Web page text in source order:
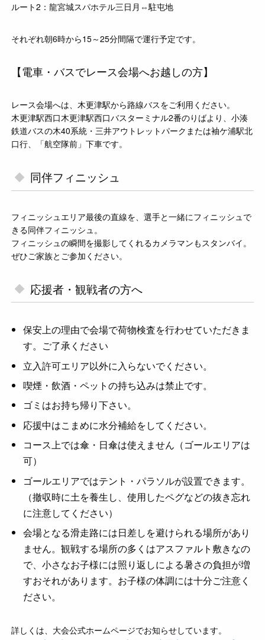
ルート2：龍宮城スパホテル三日月⇔駐屯地
それぞれ朝6時から15～25分間隔で運行予定です。
【電車・バスでレース会場へお越しの方】
レース会場へは、木更津駅から路線バスをご利用ください。
木更津駅西口木更津駅西口バスターミナル2番のりばより、小湊
鉄道バスの木40系統・三井アウトレットパークまたは袖ケ浦駅北
口行、「航空隊前」下車です。
同伴フィニッシュ
フィニッシュエリア最後の直線を、選手と一緒にフィニッシュで
きる同伴フィニッシュ。
フィニッシュの瞬間を撮影してくれるカメラマンもスタンバイ。
ぜひご家族とご参加ください。
応援者・観戦者の方へ
保安上の理由で会場で荷物検査を行わせていただきま
す。ご了承ください
立入許可エリア以外に入らないでください。
喫煙・飲酒・ペットの持ち込みは禁止です。
ゴミはお持ち帰り下さい。
応援中はこまめに水分補給をしてください。
コース上では傘・日傘は使えません（ゴールエリアは
可）
ゴールエリアではテント・パラソルが設置できます。
（撤収時に土を養生し、使用したペグなどの抜き忘れ
に注意してください）
会場となる滑走路には日差しを避けられる場所があり
ません。観戦する場所の多くはアスファルト敷きなの
で、小さなお子様には照り返しによる暑さの負担が増
すおそれがあります。お子様の体調には十分ご注意く
ださい。
詳しくは、大会公式ホームページでお知らせしています。